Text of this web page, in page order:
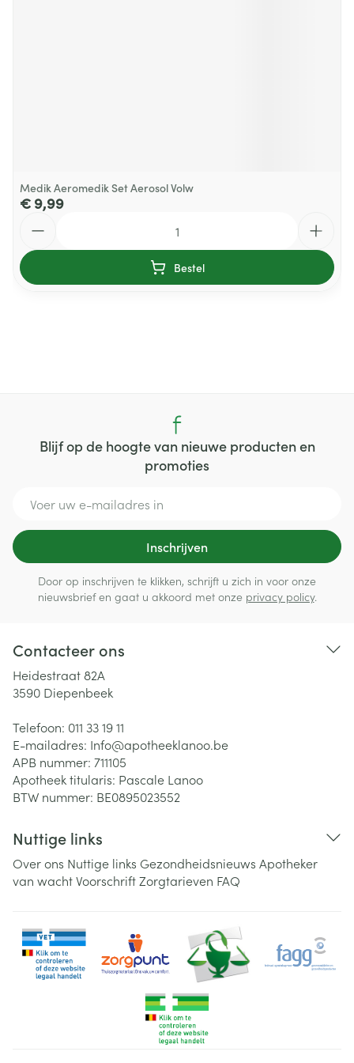
Medik Aeromedik Set Aerosol Volw
€ 9,99
Bestel
Blijf op de hoogte van nieuwe producten en
promoties
Inschrijven
Door op inschrijven te klikken, schrijft u zich in voor onze
nieuwsbrief en gaat u akkoord met onze privacy policy.
Contacteer ons
Heidestraat 82A
3590 Diepenbeek
Telefoon: 011 33 19 11
E-mailadres: Info@apotheeklanoo.be
APB nummer: 711105
Apotheek titularis: Pascale Lanoo
BTW nummer: BE0895023552
Nuttige links
Over ons Nuttige links Gezondheidsnieuws Apotheker
van wachtVoorschriftZorgtarieven FAQ